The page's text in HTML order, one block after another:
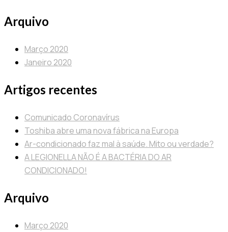
Arquivo
Março 2020
Janeiro 2020
Artigos recentes
Comunicado Coronavírus
Toshiba abre uma nova fábrica na Europa
Ar-condicionado faz mal à saúde. Mito ou verdade?
A LEGIONELLA NÃO É A BACTÉRIA DO AR
CONDICIONADO!
Arquivo
Março 2020